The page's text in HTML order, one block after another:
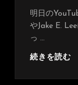
明日の
やJake E.
っ …
続きを読む